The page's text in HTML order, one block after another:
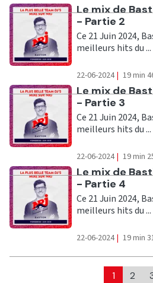
Ecouter
Le mix de
- Partie 2
Ce 21 Juin 2024,
meilleurs hits du ...
22-06-2024 | 19 min
Ecouter
Le mix de
- Partie 3
Ce 21 Juin 2024,
meilleurs hits du ...
22-06-2024 | 19 min
Ecouter
Le mix de
- Partie 4
Ce 21 Juin 2024,
meilleurs hits du ...
22-06-2024 | 19 min
1 2